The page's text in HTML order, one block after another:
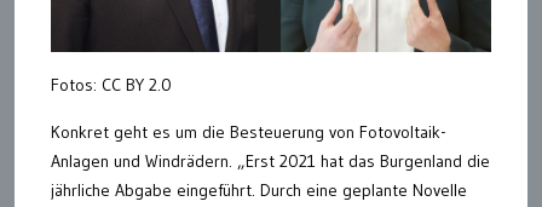
Fotos: CC BY 2.0
Konkret geht es um die Besteuerung von Fotovoltaik-
Anlagen und Windrädern. „Erst 2021 hat das Burgenland die
jährliche Abgabe eingeführt. Durch eine geplante Novelle